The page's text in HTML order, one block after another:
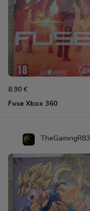
8.90 €
Fuse Xbox 360
TheGamingR83